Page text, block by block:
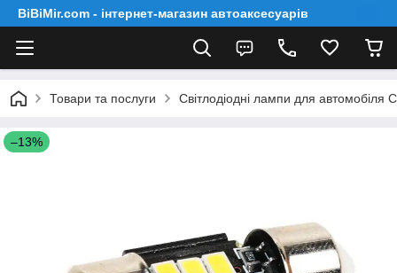
BiBiMir.com - інтернет-магазин автоаксесуарів
Товари та послуги Світлодіодні лампи для автомобіля
–13%